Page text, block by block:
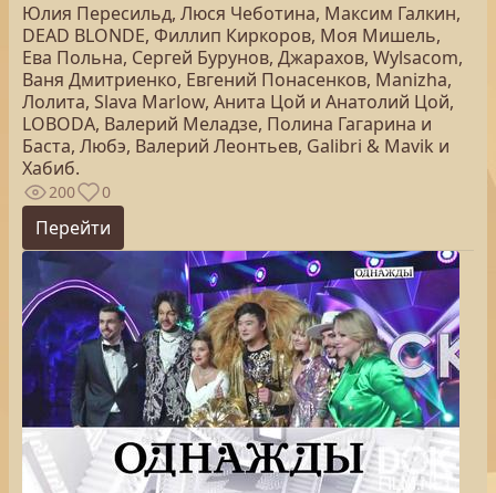
Юлия Пересильд, Люся Чеботина, Максим Галкин,
DEAD BLONDE, Филлип Киркоров, Моя Мишель,
Ева Польна, Сергей Бурунов, Джарахов, Wylsacom,
Ваня Дмитриенко, Евгений Пoнасенков, Manizha,
Лолита, Slava Marlow, Анита Цой и Анатолий Цой,
LOBODA, Валерий Меладзе, Полина Гагарина и
Баста, Любэ, Валерий Леонтьев, Galibri & Mavik и
Хабиб.
200 0
Перейти